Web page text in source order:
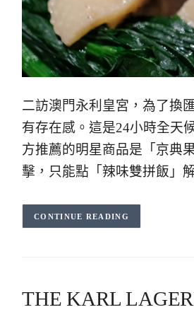
二訪澳門永利皇宮，為了換
有存在感。這是24小時全天
方推薦的明星商品是「京典
擊，只能點「辣味雙拼飯」
CONTINUE READING
THE KARL